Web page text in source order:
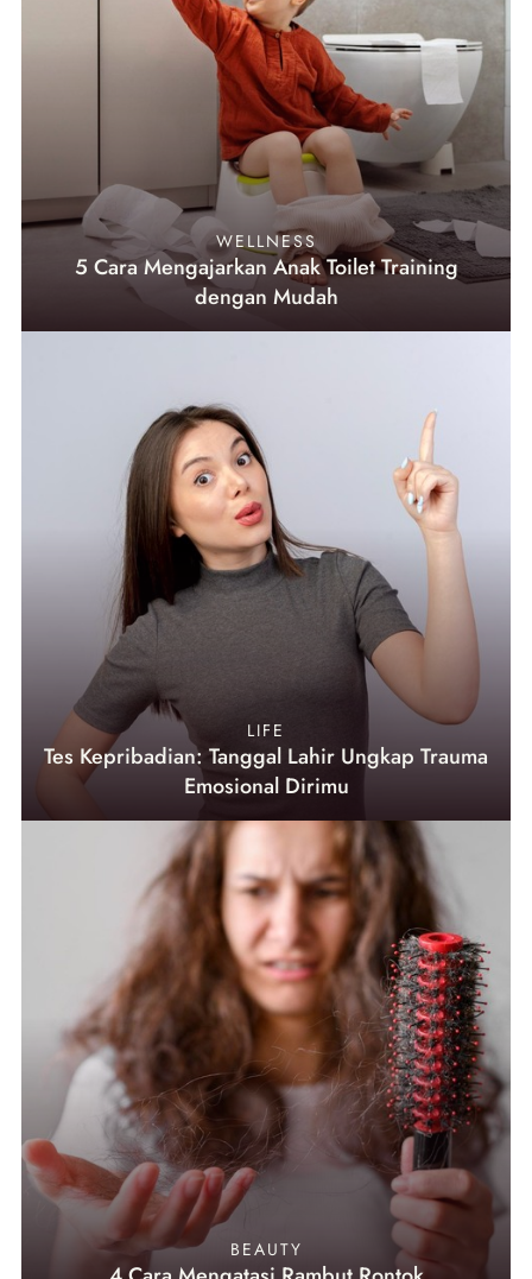
WELLNESS
5 Cara Mengajarkan Anak Toilet Training
dengan Mudah
LIFE
Tes Kepribadian: Tanggal Lahir Ungkap Trauma
Emosional Dirimu
BEAUTY